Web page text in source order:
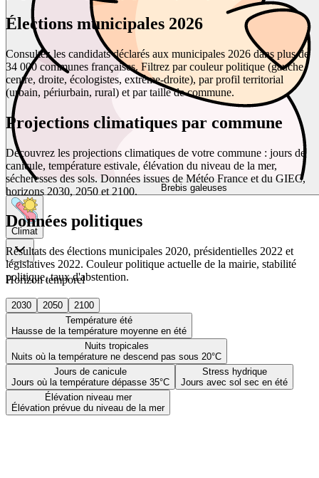
Brebis galeuses
Climat
Horizon temporel
2030 2050
2100
Température été
Hausse de la température moyenne en été
Nuits tropicales
Nuits où la température ne descend pas sous 20°C
Jours de canicule
Jours où la température dépasse 35°C
Stress hydrique
Jours avec sol sec en été
Élévation niveau mer
Élévation prévue du niveau de la mer
Élections municipales 2026
Consultez les candidats déclarés aux municipales 2026 dans plus de
34 000 communes françaises. Filtrez par couleur politique (gauche,
centre, droite, écologistes, extrême-droite), par profil territorial
(urbain, périurbain, rural) et par taille de commune.
Projections climatiques par commune
Découvrez les projections climatiques de votre commune : jours de
canicule, température estivale, élévation du niveau de la mer,
sécheresses des sols. Données issues de Météo France et du GIEC,
horizons 2030, 2050 et 2100.
Données politiques
Résultats des élections municipales 2020, présidentielles 2022 et
législatives 2022. Couleur politique actuelle de la mairie, stabilité
politique, taux d'abstention.